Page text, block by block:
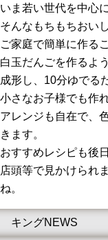
いま若い世代を中心
そんなもちもちおい
ご家庭で簡単に作る
白玉だんごを作るよ
成形し、10分ゆで
小さなお子様でも作
アレンジも自在で、
きます。
おすすめレシピも後
店頭等で見かけられ
ね。
キングNEWS